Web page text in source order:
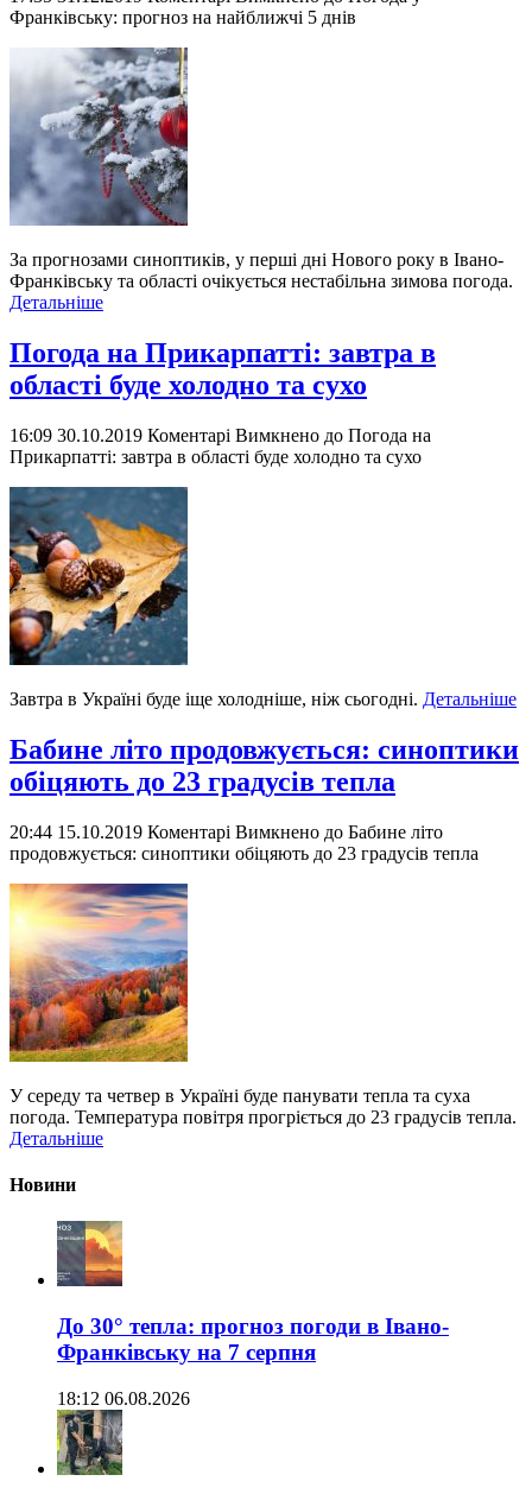
Франківську: прогноз на найближчі 5 днів
За прогнозами синоптиків, у перші дні Нового року в Івано-
Франківську та області очікується нестабільна зимова погода.
Детальніше
Погода на Прикарпатті: завтра в
області буде холодно та сухо
16:09 30.10.2019 Коментарі Вимкнено до Погода на
Прикарпатті: завтра в області буде холодно та сухо
Завтра в Україні буде іще холодніше, ніж сьогодні. Детальніше
Бабине літо продовжується: синоптики
обіцяють до 23 градусів тепла
20:44 15.10.2019 Коментарі Вимкнено до Бабине літо
продовжується: синоптики обіцяють до 23 градусів тепла
У середу та четвер в Україні буде панувати тепла та суха
погода. Температура повітря прогріється до 23 градусів тепла.
Детальніше
Новини
До 30° тепла: прогноз погоди в Івано-
Франківську на 7 серпня
18:12 06.08.2026